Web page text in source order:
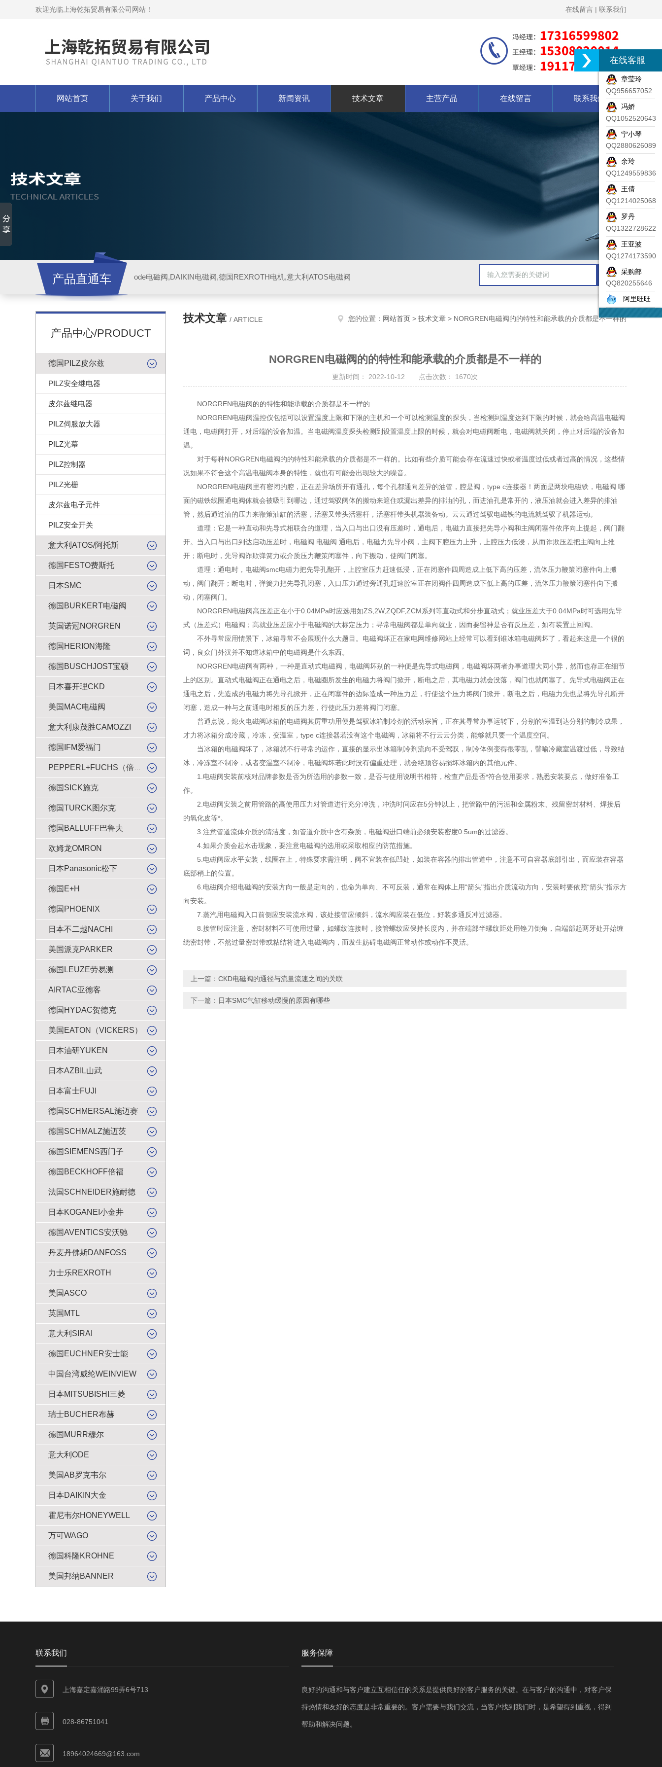
欢迎光临上海乾拓贸易有限公司网站！ 在线留言 | 联系我们
网站首页 关于我们 产品中心 新闻资讯 技术文章 主营产品 在线留言 联系我们
产品直通车 ode电磁阀,DAIKIN电磁阀,德国REXROTH电机,意大利ATOS电磁阀
产品中心/PRODUCT
德国PILZ皮尔兹
PILZ安全继电器
皮尔兹继电器
PILZ伺服放大器
PILZ光幕
PILZ控制器
PILZ光栅
皮尔兹电子元件
PILZ安全开关
意大利ATOS/阿托斯
德国FESTO费斯托
日本SMC
德国BURKERT电磁阀
英国诺冠NORGREN
德国HERION海隆
德国BUSCHJOST宝硕
日本喜开理CKD
美国MAC电磁阀
意大利康茂胜CAMOZZI
德国IFM爱福门
德国SICK施克
德国TURCK图尔克
德国BALLUFF巴鲁夫
欧姆龙OMRON
日本Panasonic松下
德国E+H
德国PHOENIX
日本不二越NACHI
美国派克PARKER
德国LEUZE劳易测
AIRTAC亚德客
德国HYDAC贺德克
美国EATON（VICKERS）
日本油研YUKEN
日本AZBIL山武
日本富士FUJI
德国SCHMERSAL施迈赛
德国SCHMALZ施迈茨
德国SIEMENS西门子
德国BECKHOFF倍福
法国SCHNEIDER施耐德
日本KOGANEI小金井
德国AVENTICS安沃驰
丹麦丹佛斯DANFOSS
力士乐REXROTH
美国ASCO
英国MTL
意大利SIRAI
德国EUCHNER安士能
中国台湾威纶WEINVIEW
日本MITSUBISHI三菱
瑞士BUCHER布赫
德国MURR穆尔
意大利ODE
美国AB罗克韦尔
日本DAIKIN大金
霍尼韦尔HONEYWELL
万可WAGO
德国科隆KROHNE
美国邦纳BANNER
技术文章 / ARTICLE 您的位置： 网站首页 > 技术文章 > NORGREN电磁阀的的特性和能承载的介质都是不一样的
NORGREN电磁阀的的特性和能承载的介质都是不一样的
更新时间： 2022-10-12 点击次数： 1670次
NORGREN电磁阀的的特性和能承载的介质都是不一样的
NORGREN电磁阀温控仪包括可以设置温度上限和下限的主机和一个可以检测温度的探头，当检测到温度达到下限的时候，就会给高温电磁阀
通电，电磁阀打开，对后端的设备加温。当电磁阀温度探头检测到设置温度上限的时候，就会对电磁阀断电，电磁阀就关闭，停止对后端的设备加
温。
对于每种NORGREN电磁阀的的特性和能承载的介质都是不一样的。比如有些介质可能会存在流速过快或者温度过低或者过高的情况，这些情
况如果不符合这个高温电磁阀本身的特性，就也有可能会出现较大的噪音。
NORGREN电磁阀里有密闭的腔，正在差异场所开有通孔，每个孔都通向差异的油管，腔是阀，type c连接器！两面是两块电磁铁，电磁阀 哪
面的磁铁线圈通电阀体就会被吸引到哪边，通过驾驭阀体的搬动来遮住或漏出差异的排油的孔，而进油孔是常开的，液压油就会进入差异的排油
管，然后通过油的压力来鞭策油缸的活塞，活塞又带头活塞杆，活塞杆带头机器装备动。云云通过驾驭电磁铁的电流就驾驭了机器运动。
道理：它是一种直动和先导式相联合的道理，当入口与出口没有压差时，通电后，电磁力直接把先导小阀和主阀闭塞件依序向上提起，阀门翻
开。当入口与出口到达启动压差时，电磁阀 电磁阀 通电后，电磁力先导小阀，主阀下腔压力上升，上腔压力低浸，从而诈欺压差把主阀向上推
开；断电时，先导阀诈欺弹簧力或介质压力鞭策闭塞件，向下搬动，使阀门闭塞。
道理：通电时，电磁阀smc电磁力把先导孔翻开，上腔室压力赶速低浸，正在闭塞件四周造成上低下高的压差，流体压力鞭策闭塞件向上搬
动，阀门翻开；断电时，弹簧力把先导孔闭塞，入口压力通过旁通孔赶速腔室正在闭阀件四周造成下低上高的压差，流体压力鞭策闭塞件向下搬
动，闭塞阀门。
NORGREN电磁阀高压差正在小于0.04MPa时应选用如ZS,2W,ZQDF,ZCM系列等直动式和分步直动式；就业压差大于0.04MPa时可选用先导
式（压差式）电磁阀；高就业压差应小于电磁阀的大标定压力；寻常电磁阀都是单向就业，因而要留神是否有反压差，如有装置止回阀。
不外寻常应用情景下，冰箱寻常不会展现什么大题目。电磁阀坏正在家电网维修网站上经常可以看到谁冰箱电磁阀坏了，看起来这是一个很的
词，良众门外汉并不知道冰箱中的电磁阀是什么东西。
NORGREN电磁阀有两种，一种是直动式电磁阀，电磁阀坏别的一种便是先导式电磁阀，电磁阀坏两者办事道理大同小异，然而也存正在细节
上的区别。直动式电磁阀正在通电之后，电磁圈所发生的电磁力将阀门掀开，断电之后，其电磁力就会没落，阀门也就闭塞了。先导式电磁阀正在
通电之后，先造成的电磁力将先导孔掀开，正在闭塞件的边际造成一种压力差，行使这个压力将阀门掀开，断电之后，电磁力先也是将先导孔断开
闭塞，造成一种与之前通电时相反的压力差，行使此压力差将阀门闭塞。
普通点说，熄火电磁阀冰箱的电磁阀其厉重功用便是驾驭冰箱制冷剂的活动宗旨，正在其寻常办事运转下，分别的室温到达分别的制冷成果，
才力将冰箱分成冷藏，冷冻，变温室，type c连接器若没有这个电磁阀，冰箱将不行云云分类，能够就只要一个温度空间。
当冰箱的电磁阀坏了，冰箱就不行寻常的运作，直接的显示出冰箱制冷剂流向不受驾驭，制冷体例变得很零乱，譬喻冷藏室温渡过低，导致结
冰，冷冻室不制冷，或者变温室不制冷，电磁阀坏若此时没有偏重处理，就会绝顶容易损坏冰箱内的其他元件。
1.电磁阀安装前核对品牌参数是否为所选用的参数一致，是否与使用说明书相符，检查产品是否*符合使用要求，熟悉安装要点，做好准备工
作。
2.电磁阀安装之前用管路的高使用压力对管道进行充分冲洗，冲洗时间应在5分钟以上，把管路中的污洉和金属粉末、残留密封材料、焊接后
的氧化皮等*。
3.注意管道流体介质的清洁度，如管道介质中含有杂质，电磁阀进口端前必须安装密度0.5um的过滤器。
4.如果介质会起水击现象，要注意电磁阀的选用或采取相应的防范措施。
5.电磁阀应水平安装，线圈在上，特殊要求需注明，阀不宜装在低凹处，如装在容器的排出管道中，注意不可自容器底部引出，而应装在容器
底部稍上的位置。
6.电磁阀介绍电磁阀的安装方向一般是定向的，也命为单向、不可反装，通常在阀体上用“箭头"指出介质流动方向，安装时要依照“箭头"指示方
向安装。
7.蒸汽用电磁阀入口前侧应安装流水阀，该处接管应倾斜，流水阀应装在低位，好装多通反冲过滤器。
8.接管时应注意，密封材料不可使用过量，如螺纹连接时，接管螺纹应保持长度内，并在端部半螺纹距处用锉刀倒角，自端部起两牙处开始缠
绕密封带，不然过量密封带或粘结将进入电磁阀内，而发生妨碍电磁阀正常动作或动作不灵活。
上一篇： CKD电磁阀的通径与流量流速之间的关联
下一篇： 日本SMC气缸移动缓慢的原因有哪些
联系我们
上海嘉定嘉涌路99弄6号713
028-86751041
18964024669@163.com
服务保障
良好的沟通和与客户建立互相信任的关系是提供良好的客户服务的关键。在与客户的沟通中，对客户保
持热情和友好的态度是非常重要的。客户需要与我们交流，当客户找到我们时，是希望得到重视，得到
帮助和解决问题。
在线客服
章莹玲
QQ956657052
冯娇
QQ1052520643
宁小琴
QQ2880626089
余玲
QQ1249559836
王倩
QQ1214025068
罗丹
QQ1322728622
王亚波
QQ1274173590
采购部
QQ820255646
阿里旺旺